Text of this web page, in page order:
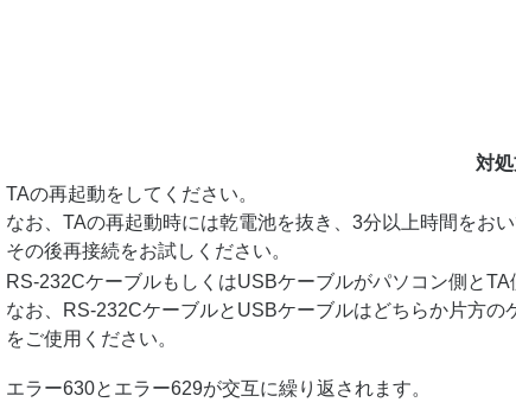
対
TAの再起動をしてください。
なお、TAの再起動時には乾電池を抜き、3分以上時間をお
その後再接続をお試しください。
RS-232CケーブルもしくはUSBケーブルがパソコン側とTA
なお、RS-232CケーブルとUSBケーブルはどちらか片方
をご使用ください。
エラー630とエラー629が交互に繰り返されます。